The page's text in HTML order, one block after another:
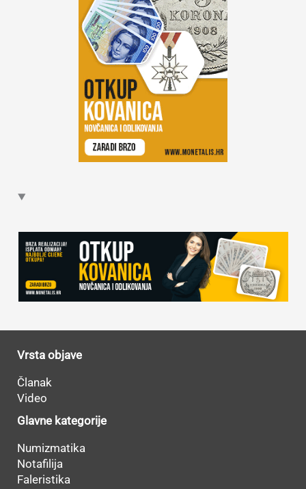
Vrsta objave
Članak
Video
Glavne kategorije
Numizmatika
Notafilija
Faleristika